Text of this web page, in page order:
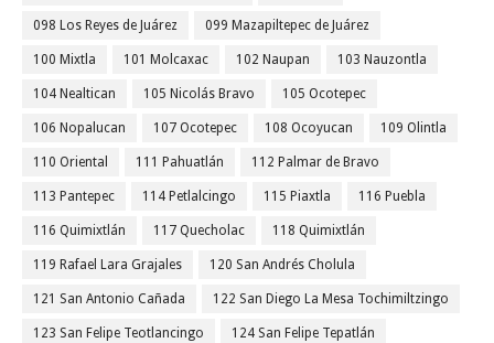
098 Los Reyes de Juárez 099 Mazapiltepec de Juárez
100 Mixtla 101 Molcaxac 102 Naupan 103 Nauzontla
104 Nealtican 105 Nicolás Bravo 105 Ocotepec
106 Nopalucan 107 Ocotepec 108 Ocoyucan 109 Olintla
110 Oriental 111 Pahuatlán 112 Palmar de Bravo
113 Pantepec 114 Petlalcingo 115 Piaxtla 116 Puebla
116 Quimixtlán 117 Quecholac 118 Quimixtlán
119 Rafael Lara Grajales 120 San Andrés Cholula
121 San Antonio Cañada 122 San Diego La Mesa Tochimiltzingo
123 San Felipe Teotlancingo 124 San Felipe Tepatlán